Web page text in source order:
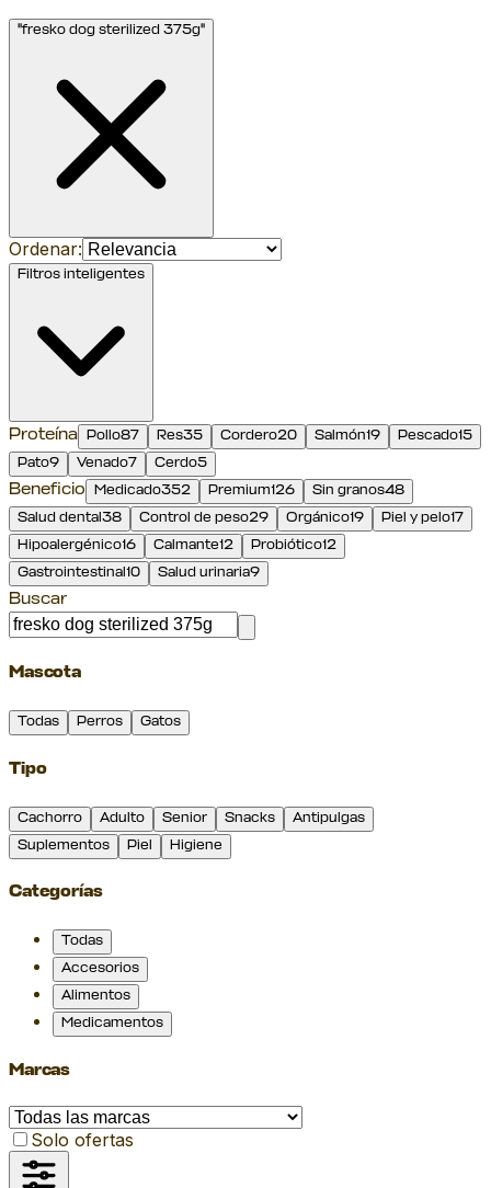
"fresko dog sterilized 375g"
Ordenar:
Filtros inteligentes
Proteína Pollo87 Res35 Cordero20 Salmón19 Pescado15
Pato9 Venado7 Cerdo5
Beneficio Medicado352 Premium126 Sin granos48
Salud dental38 Control de peso29 Orgánico19 Piel y pelo17
Hipoalergénico16 Calmante12 Probiótico12
Gastrointestinal10 Salud urinaria9
Buscar
Mascota
Todas Perros Gatos
Tipo
Cachorro Adulto Senior Snacks
Antipulgas
Suplementos
Piel Higiene
Categorías
Todas
Accesorios
Alimentos
Medicamentos
Marcas
Solo ofertas